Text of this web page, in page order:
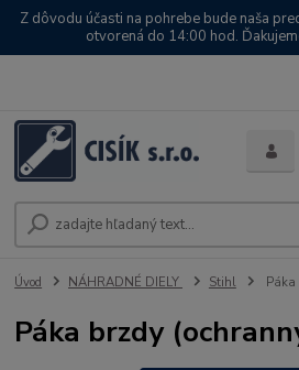
Z dôvodu účasti na pohrebe bude naša
otvorená do 14:00 hod.
Úvod NÁHRADNÉ DIELY Stihl Páka
Páka brzdy